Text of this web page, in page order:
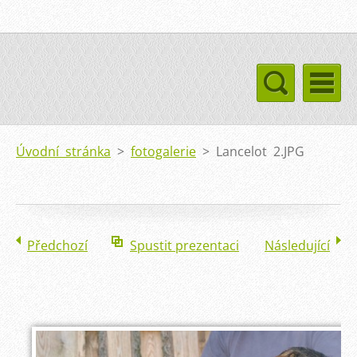
Úvodní stránka > fotogalerie > Lancelot 2.JPG
Předchozí Spustit prezentaci Následující